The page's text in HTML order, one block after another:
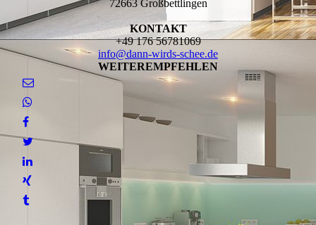
72663 Großbettlingen
KONTAKT
+49 176 56781069
info@dann-wirds-schee.de
WEITEREMPFEHLEN